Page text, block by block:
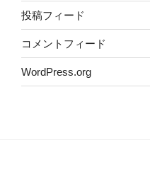
投稿フィード
コメントフィード
WordPress.org